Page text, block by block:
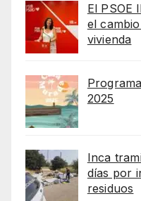
El PSOE
el
vivienda
2025
Inca
días por
residuos